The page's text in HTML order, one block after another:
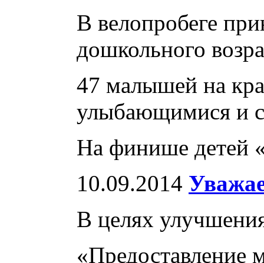
В велопробеге
дошкольного
47 малышей на
улыбающимися и
На финише детей
10.09.2014
В целях
«Предоставление